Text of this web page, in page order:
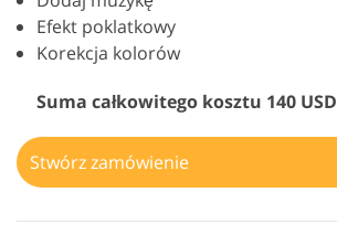
Efekt poklatkowy
Korekcja kolorów
Suma całkowitego kosztu 140 USD
Stwórz zamówienie